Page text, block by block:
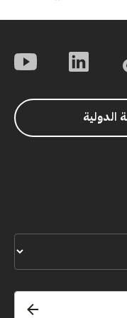
الدولية